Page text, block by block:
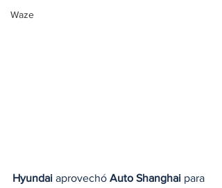
Waze
Hyundai aprovechó Auto Shanghai para